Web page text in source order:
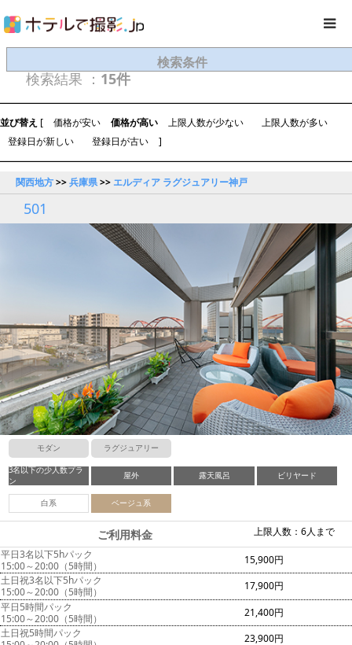
検索条件
検索結果 ： 15件
並び替え [ 価格が安い 価格が高い 上限人数が少ない
上限人数が多い
登録日が新しい
登録日が古い ]
関西地方>>兵庫県>> エルディア ラグジュアリー神戸
501
モダン ラグジュアリー
3名以下の少人数プラ
ン
屋外 露天風呂 ビリヤード
白系 ベージュ系
上限人数：6人まで
ご利用料金
平日3名以下5hパック
15:00～20:00（5時間）
15,900円
土日祝3名以下5hパック
15:00～20:00（5時間）
17,900円
平日5時間パック
15:00～20:00（5時間）
21,400円
土日祝5時間パック
23,900円